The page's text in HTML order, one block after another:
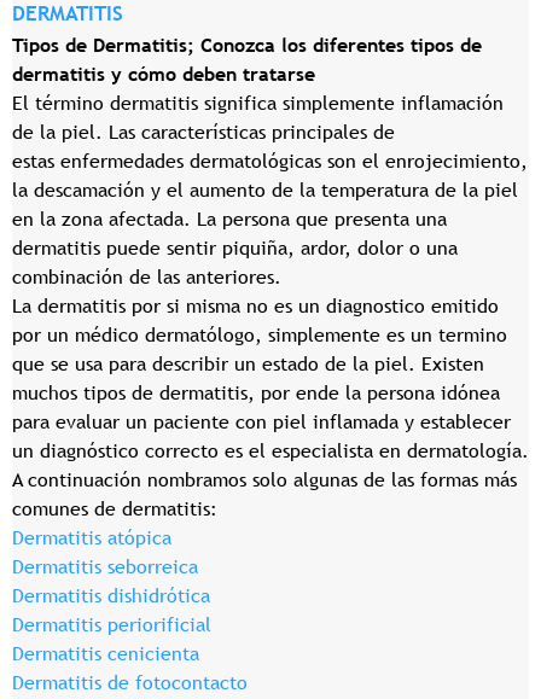
DERMATITIS
Tipos de Dermatitis; Conozca los diferentes tipos de
dermatitis y cómo deben tratarse
El término dermatitis significa simplemente inflamación
de la piel. Las características principales de
estas enfermedades dermatológicas son el enrojecimiento,
la descamación y el aumento de la temperatura de la piel
en la zona afectada. La persona que presenta una
dermatitis puede sentir piquiña, ardor, dolor o una
combinación de las anteriores.
La dermatitis por si misma no es un diagnostico emitido
por un médico dermatólogo, simplemente es un termino
que se usa para describir un estado de la piel. Existen
muchos tipos de dermatitis, por ende la persona idónea
para evaluar un paciente con piel inflamada y establecer
un diagnóstico correcto es el especialista en dermatología.
A continuación nombramos solo algunas de las formas más
comunes de dermatitis:
Dermatitis atópica
Dermatitis seborreica
Dermatitis dishidrótica
Dermatitis periorificial
Dermatitis cenicienta
Dermatitis de fotocontacto